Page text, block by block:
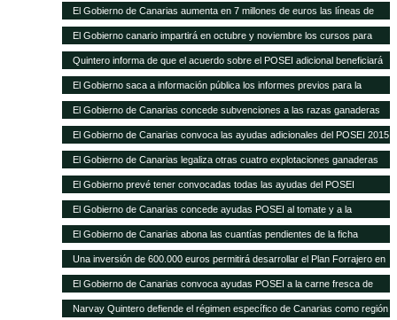
Sanitaria Ganadera por 300.000 euros
El Gobierno de Canarias aumenta en 7 millones de euros las líneas de
ayudas a comercialización y producción agrícola y ganadera
El Gobierno canario impartirá en octubre y noviembre los cursos para
obtener el certificado obligatorio para transporte animal
Quintero informa de que el acuerdo sobre el POSEI adicional beneficiará
a unos 4.800 agricultores y ganaderos de las Islas
El Gobierno saca a información pública los informes previos para la
legalización de otras 28 explotaciones ganaderas
El Gobierno de Canarias concede subvenciones a las razas ganaderas
autóctonas por importe de casi 200.000 euros
El Gobierno de Canarias convoca las ayudas adicionales del POSEI 2015
El Gobierno de Canarias legaliza otras cuatro explotaciones ganaderas
El Gobierno prevé tener convocadas todas las ayudas del POSEI
adicional, excepto 2011, antes de que termine el año
El Gobierno de Canarias concede ayudas POSEI al tomate y a la
industria láctea que emplea leche local por 3,7 millones de euros
El Gobierno de Canarias abona las cuantías pendientes de la ficha
adicional del POSEI 2014
Una inversión de 600.000 euros permitirá desarrollar el Plan Forrajero en
la isla de La Palma
El Gobierno de Canarias convoca ayudas POSEI a la carne fresca de
origen local por 2,28 millones de euros
Narvay Quintero defiende el régimen específico de Canarias como región